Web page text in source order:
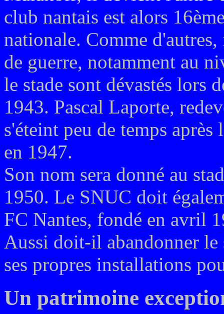
club nantais est alors
nationale. Comme
de guerre, notamment au
le stade sont dévastés lors
1943. Pascal Laporte,
s'éteint peu de temps
en 1947.
Son nom sera donné au
1950. Le SNUC doit
FC Nantes, fondé en avril
Aussi doit-il abandonner
ses propres installations
Un patrimoine